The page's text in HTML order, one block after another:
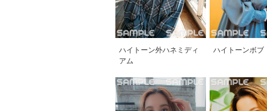
ハイトーン外ハネミディ
アム
ハイトーンボブ